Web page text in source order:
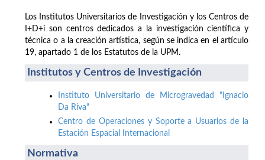
Los Institutos Universitarios de Investigación y los Centros de
I+D+i son centros dedicados a la investigación científica y
técnica o a la creación artística, según se indica en el artículo
19, apartado 1 de los Estatutos de la UPM.
Institutos y Centros de Investigación
Instituto Universitario de Microgravedad "Ignacio
Da Riva"
Centro de Operaciones y Soporte a Usuarios de la
Estación Espacial Internacional
Normativa